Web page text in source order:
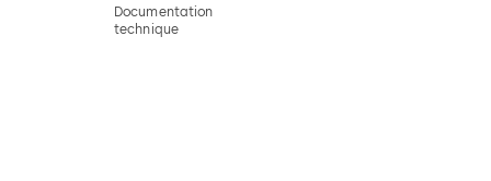
Documentation
technique